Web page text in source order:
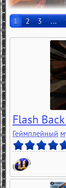
1 2 3 ...
Flash
Геймплейный